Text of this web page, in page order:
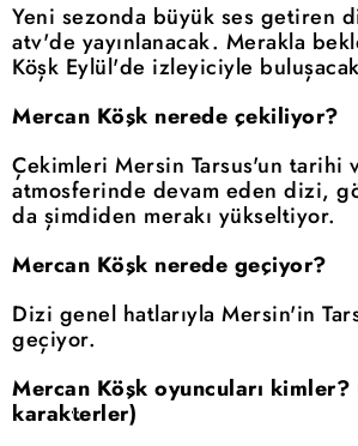
Yeni sezonda büyük ses getiren
atv'de yayınlanacak. Merakla
Köşk Eylül'de izleyiciyle
Mercan Köşk nerede çekiliyor?
Çekimleri Mersin Tarsus'un tarihi
atmosferinde devam eden dizi,
da şimdiden merakı yükseltiyor.
Mercan Köşk nerede geçiyor?
Dizi genel hatlarıyla Mersin'in
geçiyor.
Mercan Köşk oyuncuları
karakterler)